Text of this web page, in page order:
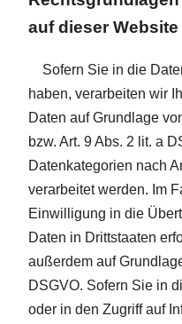
auf dieser Website
Sofern Sie in die
haben, verarbeiten wir
Daten auf Grundlage
bzw. Art. 9 Abs. 2 lit. a
Datenkategorien nach
verarbeitet werden. Im
Einwilligung in die
Daten in Drittstaaten
außerdem auf
DSGVO. Sofern Sie in
oder in den Zugriff auf